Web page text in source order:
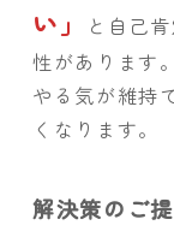
い」
と自己
性があります
やる気が維持
くなります。
解決策のご